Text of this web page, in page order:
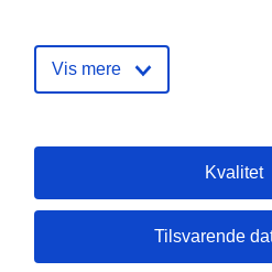
Vis mere
Kvalitet
Tilsvarende